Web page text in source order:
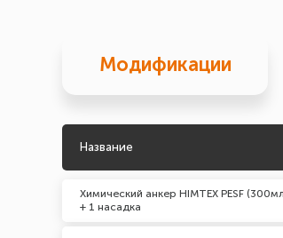
Модификации
Название
Химический анкер HIMTEX PESF
+ 1 насадка